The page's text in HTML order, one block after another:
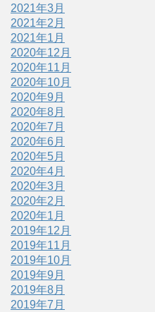
2021年3月
2021年2月
2021年1月
2020年12月
2020年11月
2020年10月
2020年9月
2020年8月
2020年7月
2020年6月
2020年5月
2020年4月
2020年3月
2020年2月
2020年1月
2019年12月
2019年11月
2019年10月
2019年9月
2019年8月
2019年7月